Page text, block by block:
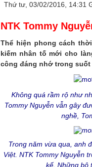
Thứ tư, 03/02/2016, 14:31
NTK Tommy
Thể hiện phong cách
kiếm nhân tố mới cho
công đáng nhớ trong suốt
Không quá rầm rộ như
Tommy Nguyễn vẫn gây
nghề,
Trong năm vừa qua, anh
Việt. NTK Tommy Nguyễn
kế. Những bộ